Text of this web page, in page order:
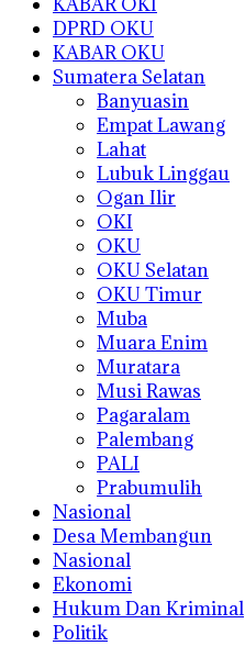
DPRD OKU
KABAR OKU
Sumatera Selatan
Banyuasin
Empat Lawang
Lahat
Lubuk Linggau
Ogan Ilir
OKI
OKU
OKU Selatan
OKU Timur
Muba
Muara Enim
Muratara
Musi Rawas
Pagaralam
Palembang
PALI
Prabumulih
Nasional
Desa Membangun
Nasional
Ekonomi
Hukum Dan Kriminal
Politik